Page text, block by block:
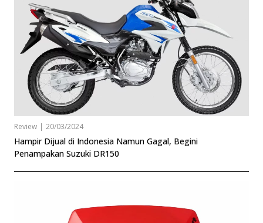
Review | 20/03/2024
Hampir Dijual di Indonesia Namun Gagal, Begini
Penampakan Suzuki DR150